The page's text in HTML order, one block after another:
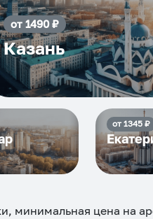
от1490₽
Казань
от 1345₽
минимальная цена на